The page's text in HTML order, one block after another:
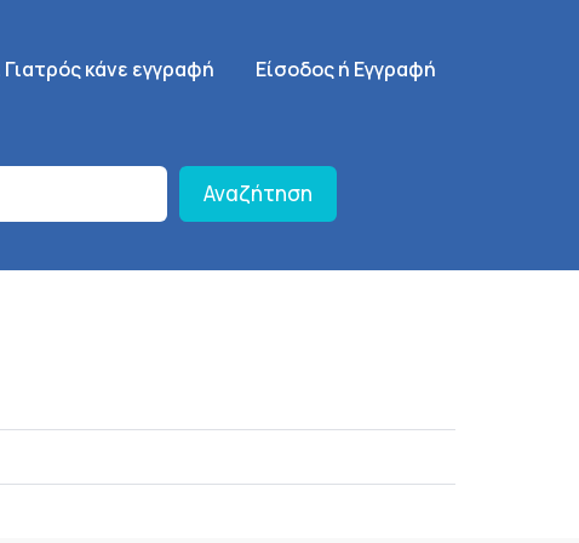
Γιατρός κάνε εγγραφή SignUp Menu
Είσοδος ή Εγγραφή
Αναζήτηση